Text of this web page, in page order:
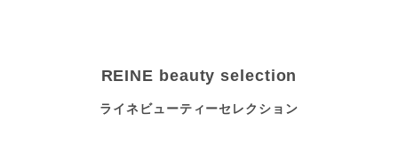
REINE beauty selection
ライネビューティーセレクション